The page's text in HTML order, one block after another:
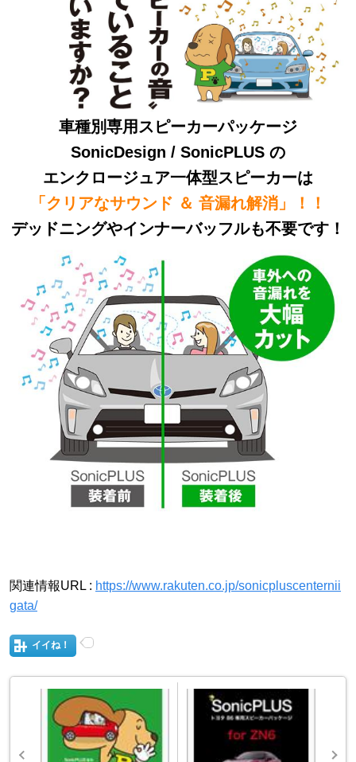
車種別専用スピーカーパッケージ
SonicDesign / SonicPLUS の
エンクロージュア一体型スピーカーは
「クリアなサウンド ＆ 音漏れ解消」！！
デッドニングやインナーバッフルも不要です！
関連情報URL : https://www.rakuten.co.jp/sonicpluscenternii
gata/
イイね！